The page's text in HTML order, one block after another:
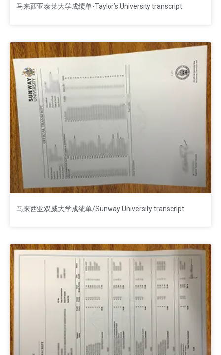
马来西亚泰莱大学成绩单-Taylor’s University transcript
马来西亚双威大学成绩单/Sunway University transcript